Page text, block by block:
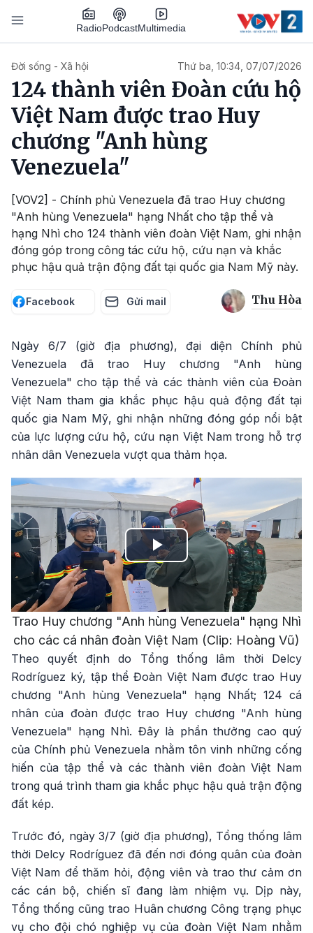
Nhảy đến nội dung
RadioPodcastMultimedia
Đời sống - Xã hội Thứ ba, 10:34, 07/07/2026
124 thành viên Đoàn cứu hộ
Việt Nam được trao Huy
chương "Anh hùng
Venezuela"
[VOV2] - Chính phủ Venezuela đã trao Huy chương
"Anh hùng Venezuela" hạng Nhất cho tập thể và
hạng Nhì cho 124 thành viên đoàn Việt Nam, ghi nhận
đóng góp trong công tác cứu hộ, cứu nạn và khắc
phục hậu quả trận động đất tại quốc gia Nam Mỹ này.
Facebook Gửi mail Thu Hòa
Ngày 6/7 (giờ địa phương), đại diện Chính phủ
Venezuela đã trao Huy chương "Anh hùng
Venezuela" cho tập thể và các thành viên của Đoàn
Việt Nam tham gia khắc phục hậu quả động đất tại
quốc gia Nam Mỹ, ghi nhận những đóng góp nổi bật
của lực lượng cứu hộ, cứu nạn Việt Nam trong hỗ trợ
nhân dân Venezuela vượt qua thảm họa.
Play
Video
Trao Huy chương "Anh hùng Venezuela" hạng Nhì
cho các cá nhân đoàn Việt Nam (Clip: Hoàng Vũ)
Theo quyết định do Tổng thống lâm thời Delcy
Rodríguez ký, tập thể Đoàn Việt Nam được trao Huy
chương "Anh hùng Venezuela" hạng Nhất; 124 cá
nhân của đoàn được trao Huy chương "Anh hùng
Venezuela" hạng Nhì. Đây là phần thưởng cao quý
của Chính phủ Venezuela nhằm tôn vinh những cống
hiến của tập thể và các thành viên đoàn Việt Nam
trong quá trình tham gia khắc phục hậu quả trận động
đất kép.
Trước đó, ngày 3/7 (giờ địa phương), Tổng thống lâm
thời Delcy Rodríguez đã đến nơi đóng quân của đoàn
Việt Nam để thăm hỏi, động viên và trao thư cảm ơn
các cán bộ, chiến sĩ đang làm nhiệm vụ. Dịp này,
Tổng thống cũng trao Huân chương Công trạng phục
vụ cho đội chó nghiệp vụ của đoàn Việt Nam nhằm